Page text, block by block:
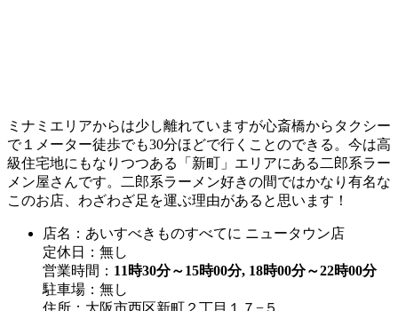
ミナミエリアからは少し離れていますが心斎橋からタクシー
で１メーター徒歩でも30分ほどで行くことのできる。今は高
級住宅地にもなりつつある「新町」エリアにある二郎系ラー
メン屋さんです。二郎系ラーメン好きの間ではかなり有名な
このお店、わざわざ足を運ぶ理由があると思います！
店名：あいすべきものすべてに ニュータウン店
定休日：無し
営業時間： 11時30分～15時00分, 18時00分～22時00分
駐車場：無し
住所：大阪市西区新町２丁目１７−５